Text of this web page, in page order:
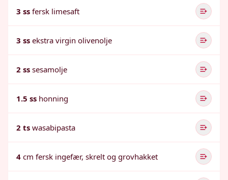
3 ss fersk limesaft
3 ss ekstra virgin olivenolje
2 ss sesamolje
1.5 ss honning
2 ts wasabipasta
4 cm fersk ingefær, skrelt og grovhakket